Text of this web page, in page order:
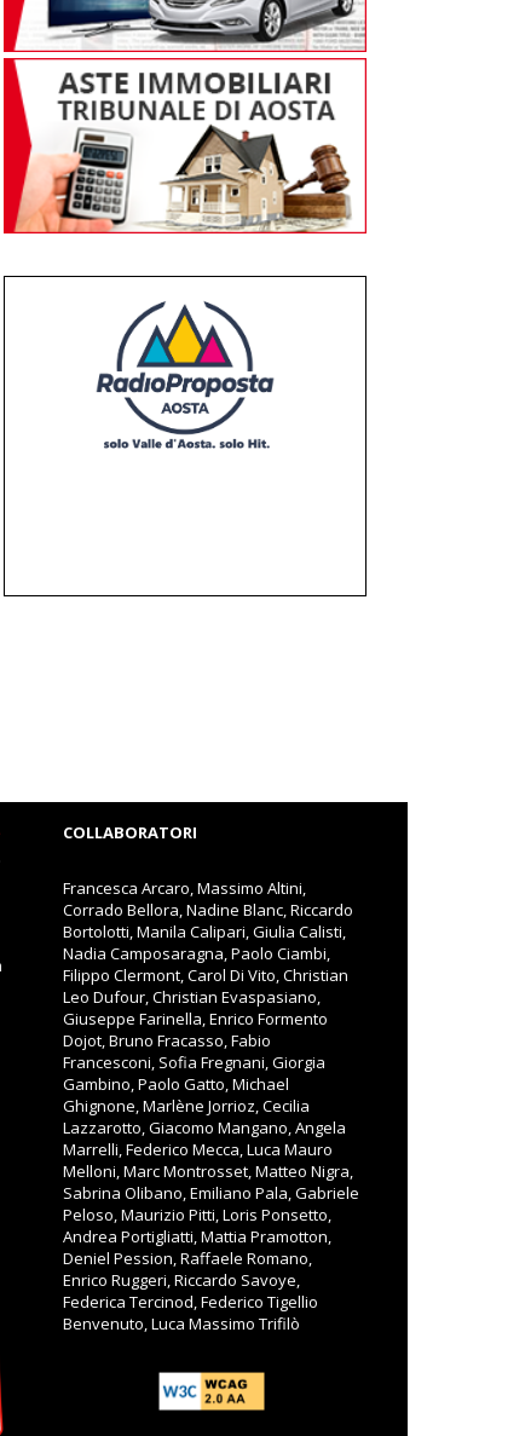
COLLABORATORI
Francesca Arcaro, Massimo Altini,
Corrado Bellora, Nadine Blanc, Riccardo
Bortolotti, Manila Calipari, Giulia Calisti,
Nadia Camposaragna, Paolo Ciambi,
Filippo Clermont, Carol Di Vito, Christian
Leo Dufour, Christian Evaspasiano,
Giuseppe Farinella, Enrico Formento
Dojot, Bruno Fracasso, Fabio
Francesconi, Sofia Fregnani, Giorgia
Gambino, Paolo Gatto, Michael
Ghignone, Marlène Jorrioz, Cecilia
Lazzarotto, Giacomo Mangano, Angela
Marrelli, Federico Mecca, Luca Mauro
Melloni, Marc Montrosset, Matteo Nigra,
Sabrina Olibano, Emiliano Pala, Gabriele
Peloso, Maurizio Pitti, Loris Ponsetto,
Andrea Portigliatti, Mattia Pramotton,
Deniel Pession, Raffaele Romano,
Enrico Ruggeri, Riccardo Savoye,
Federica Tercinod, Federico Tigellio
Benvenuto, Luca Massimo Trifilò